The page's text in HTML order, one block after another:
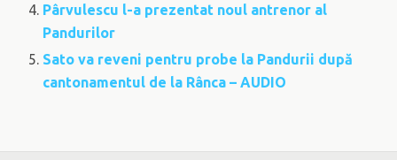
Pârvulescu l-a prezentat noul antrenor al
Pandurilor
Sato va reveni pentru probe la Pandurii după
cantonamentul de la Rânca – AUDIO